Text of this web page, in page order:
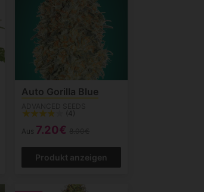
Auto Gorilla Blue
(4)
Aus 7.20€
Produkt anzeigen